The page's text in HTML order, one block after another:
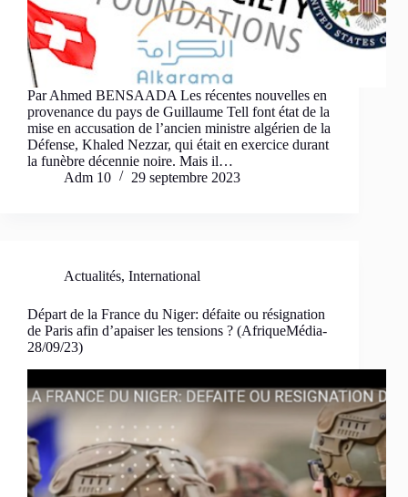
Par Ahmed BENSAADA Les récentes nouvelles en
provenance du pays de Guillaume Tell font état de la
mise en accusation de l’ancien ministre algérien de la
Défense, Khaled Nezzar, qui était en exercice durant
la funèbre décennie noire. Mais il…
Adm 10
29 septembre 2023
Actualités, International
Départ de la France du Niger: défaite ou résignation
de Paris afin d’apaiser les tensions ? (AfriqueMédia-
28/09/23)